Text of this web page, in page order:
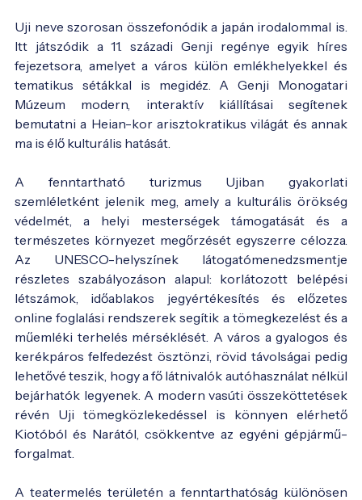
Uji neve szorosan összefonódik a japán irodalommal is.
Itt játszódik a 11. századi Genji regénye egyik híres
fejezetsora, amelyet a város külön emlékhelyekkel és
tematikus sétákkal is megidéz. A Genji Monogatari
Múzeum modern, interaktív kiállításai segítenek
bemutatni a Heian-kor arisztokratikus világát és annak
ma is élő kulturális hatását.
A fenntartható turizmus Ujiban gyakorlati
szemléletként jelenik meg, amely a kulturális örökség
védelmét, a helyi mesterségek támogatását és a
természetes környezet megőrzését egyszerre célozza.
Az UNESCO-helyszínek látogatómenedzsmentje
részletes szabályozáson alapul: korlátozott belépési
létszámok, időablakos jegyértékesítés és előzetes
online foglalási rendszerek segítik a tömegkezelést és a
műemléki terhelés mérséklését. A város a gyalogos és
kerékpáros felfedezést ösztönzi, rövid távolságai pedig
lehetővé teszik, hogy a fő látnivalók autóhasználat nélkül
bejárhatók legyenek. A modern vasúti összeköttetések
révén Uji tömegközlekedéssel is könnyen elérhető
Kiotóból és Narától, csökkentve az egyéni gépjármű-
forgalmat.
A teatermelés területén a fenntarthatóság különösen